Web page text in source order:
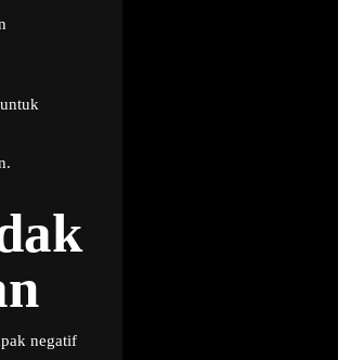
negatif